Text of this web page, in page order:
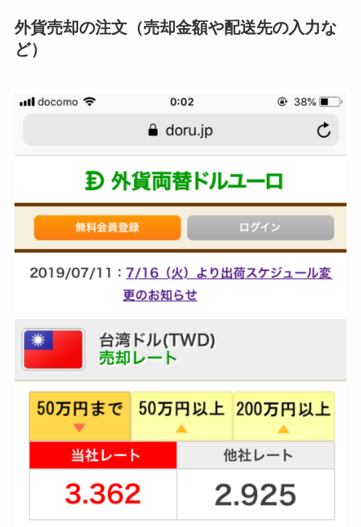
外貨売却の注文（売却金額や配送先の入力な
ど）